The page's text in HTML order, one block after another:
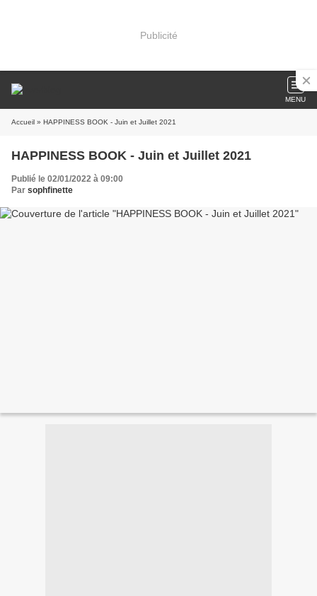
Publicité
MENU
Accueil » HAPPINESS BOOK - Juin et Juillet 2021
HAPPINESS BOOK - Juin et Juillet 2021
Publié le 02/01/2022 à 09:00
Par sophfinette